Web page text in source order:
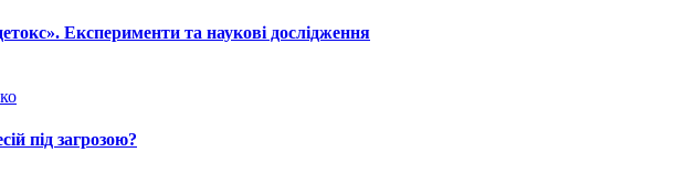
Експерименти та наукові дослідження
під загрозою?